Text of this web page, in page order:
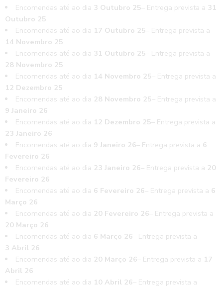
Encomendas até ao dia 3 Outubro 25– Entrega prevista a 31
Outubro 25
Encomendas até ao dia 17 Outubro 25– Entrega prevista a
14 Novembro 25
Encomendas até ao dia 31 Outubro 25– Entrega prevista a
28 Novembro 25
Encomendas até ao dia 14 Novembro 25– Entrega prevista a
12 Dezembro 25
Encomendas até ao dia 28 Novembro 25– Entrega prevista a
9 Janeiro 26
Encomendas até ao dia 12 Dezembro 25– Entrega prevista a
23 Janeiro 26
Encomendas até ao dia 9 Janeiro 26– Entrega prevista a 6
Fevereiro 26
Encomendas até ao dia 23 Janeiro 26– Entrega prevista a 20
Fevereiro 26
Encomendas até ao dia 6 Fevereiro 26– Entrega prevista a 6
Março 26
Encomendas até ao dia 20 Fevereiro 26– Entrega prevista a
20 Março 26
Encomendas até ao dia 6 Março 26– Entrega prevista a
3 Abril 26
Encomendas até ao dia 20 Março 26– Entrega prevista a 17
Abril 26
Encomendas até ao dia 10 Abril 26– Entrega prevista a